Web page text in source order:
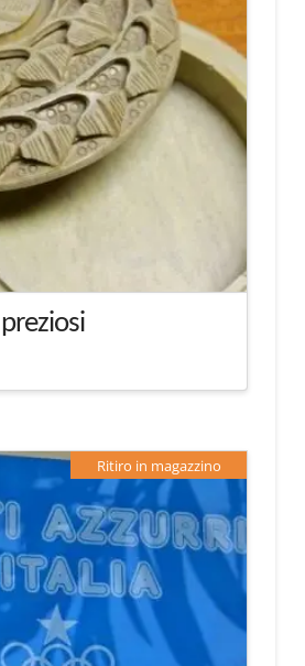
Ritiro in magazzino